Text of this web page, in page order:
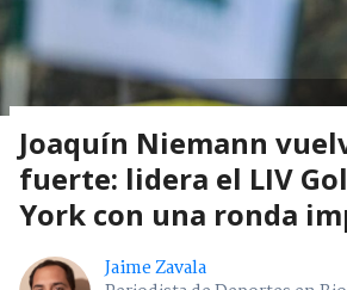
Joaquín Niemann
fuerte: lidera el LIV
York con una ronda
Jaime Zavala